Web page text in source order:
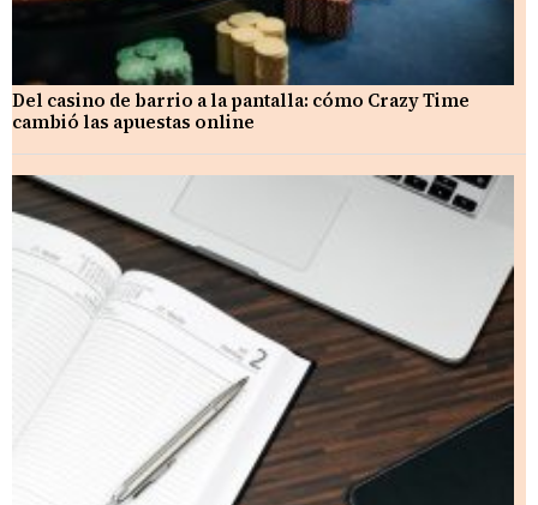
Del casino de barrio a la pantalla: cómo Crazy Time
cambió las apuestas online